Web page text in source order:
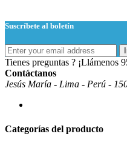
Suscríbete al boletín
Tienes preguntas ? ¡Llámenos
Contáctanos
Jesús María - Lima - Perú -
Categorías del producto